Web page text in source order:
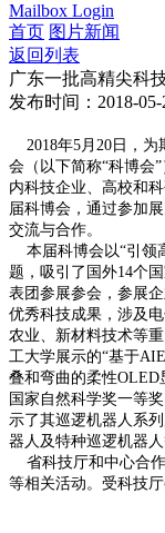
Mailbox Login
首页 图片新闻
返回列表
广东一批高精尖科
发布时间：2018-05-
2018年5月20日，为
会（以下简称“科博会
内科技企业、高校和
届科博会，通过参加
交流与合作。
本届科博会以“引领
题，吸引了国外14个
表团参展参会，参展
优秀科技成果，涉及
农业、新材料技术等
工大学展示的“基于
叠和弯曲的柔性OLED
国家自然科学奖一等
示了其巡逻机器人系
器人及特种巡逻机器
省科技厅和中心合
等相关活动。受科技